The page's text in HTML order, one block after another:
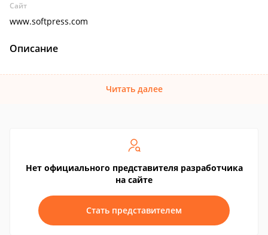
Сайт
www.softpress.com
Описание
Читать далее
Нет официального представителя разработчика
на сайте
Стать представителем